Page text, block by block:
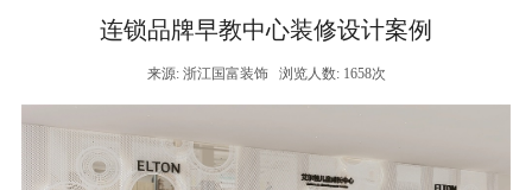
连锁品牌早教中心装修设计案例
来源: 浙江国富装饰 浏览人数: 1658次